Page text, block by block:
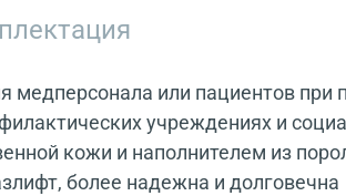
или пациентов
учреждениях и
кожи и наполнителем из
более надежна и долговечна